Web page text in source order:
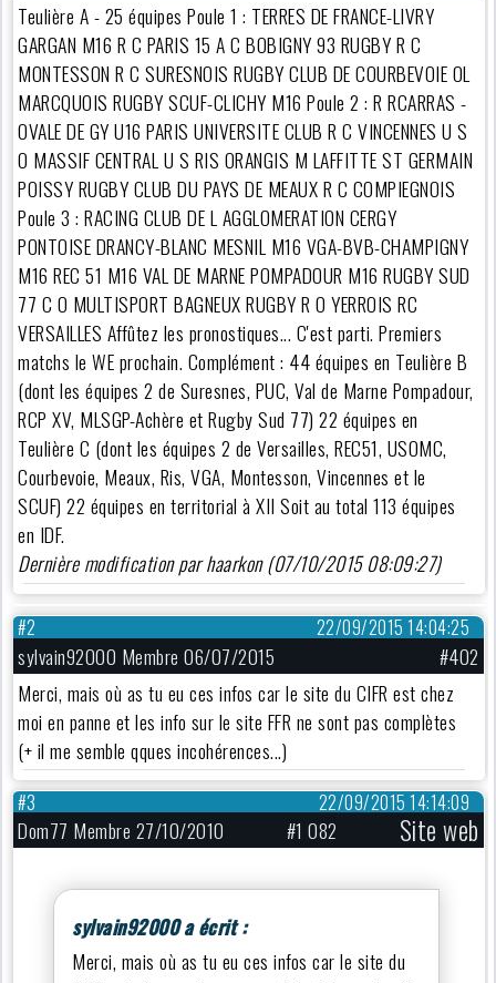
Teulière A - 25 équipes Poule 1 : TERRES DE FRANCE-LIVRY
GARGAN M16 R C PARIS 15 A C BOBIGNY 93 RUGBY R C
MONTESSON R C SURESNOIS RUGBY CLUB DE COURBEVOIE OL
MARCQUOIS RUGBY SCUF-CLICHY M16 Poule 2 : R RCARRAS -
OVALE DE GY U16 PARIS UNIVERSITE CLUB R C VINCENNES U S
O MASSIF CENTRAL U S RIS ORANGIS M LAFFITTE ST GERMAIN
POISSY RUGBY CLUB DU PAYS DE MEAUX R C COMPIEGNOIS
Poule 3 : RACING CLUB DE L AGGLOMERATION CERGY
PONTOISE DRANCY-BLANC MESNIL M16 VGA-BVB-CHAMPIGNY
M16 REC 51 M16 VAL DE MARNE POMPADOUR M16 RUGBY SUD
77 C O MULTISPORT BAGNEUX RUGBY R O YERROIS RC
VERSAILLES Affûtez les pronostiques... C'est parti. Premiers
matchs le WE prochain. Complément : 44 équipes en Teulière B
(dont les équipes 2 de Suresnes, PUC, Val de Marne Pompadour,
RCP XV, MLSGP-Achère et Rugby Sud 77) 22 équipes en
Teulière C (dont les équipes 2 de Versailles, REC51, USOMC,
Courbevoie, Meaux, Ris, VGA, Montesson, Vincennes et le
SCUF) 22 équipes en territorial à XII Soit au total 113 équipes
en IDF.
Dernière modification par haarkon (07/10/2015 08:09:27)
22/09/2015 14:04:25
#2
sylvain92000 Membre 06/07/2015
#402
Merci, mais où as tu eu ces infos car le site du CIFR est chez
moi en panne et les info sur le site FFR ne sont pas complètes
(+ il me semble qques incohérences...)
22/09/2015 14:14:09
#3
Dom77 Membre 27/10/2010 #1 082 Site web
sylvain92000 a écrit :
Merci, mais où as tu eu ces infos car le site du